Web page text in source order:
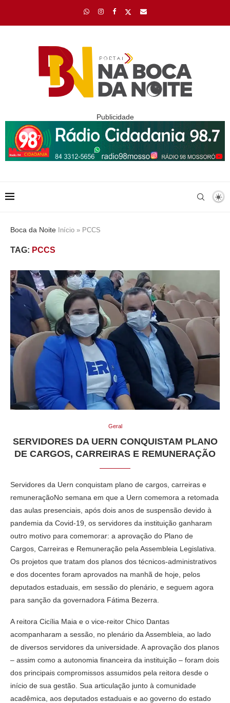
Publicidade
Boca da Noite Início » PCCS
TAG: PCCS
Geral
SERVIDORES DA UERN CONQUISTAM PLANO
DE CARGOS, CARREIRAS E REMUNERAÇÃO
Servidores da Uern conquistam plano de cargos, carreiras e
remuneraçãoNo semana em que a Uern comemora a retomada
das aulas presenciais, após dois anos de suspensão devido à
pandemia da Covid-19, os servidores da instituição ganharam
outro motivo para comemorar: a aprovação do Plano de
Cargos, Carreiras e Remuneração pela Assembleia Legislativa.
Os projetos que tratam dos planos dos técnicos-administrativos
e dos docentes foram aprovados na manhã de hoje, pelos
deputados estaduais, em sessão do plenário, e seguem agora
para sanção da governadora Fátima Bezerra.
A reitora Cicília Maia e o vice-reitor Chico Dantas
acompanharam a sessão, no plenário da Assembleia, ao lado
de diversos servidores da universidade. A aprovação dos planos
– assim como a autonomia financeira da instituição – foram dois
dos principais compromissos assumidos pela reitora desde o
início de sua gestão. Sua articulação junto à comunidade
acadêmica, aos deputados estaduais e ao governo do estado